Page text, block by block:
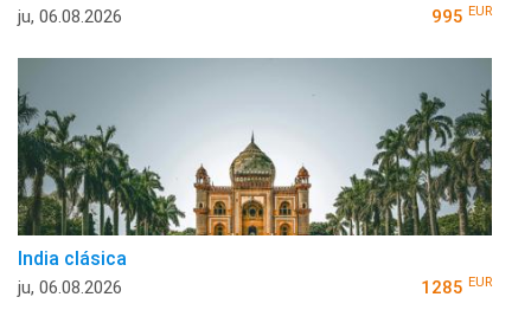
ju, 06.08.2026 995 EUR
India clásica
ju, 06.08.2026 1285 EUR